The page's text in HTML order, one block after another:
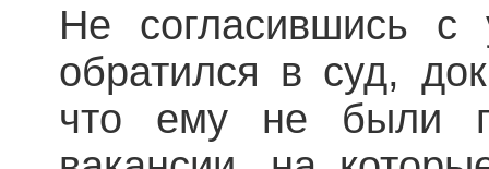
Не согласившись с
обратился в суд,
что ему не были